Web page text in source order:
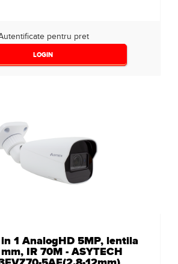
pentru pret
LOGIN
1 AnalogHD 5MP, lentila
IR 70M - ASYTECH